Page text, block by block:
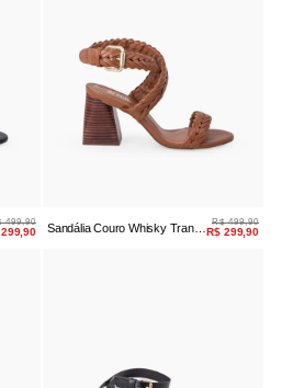
499,90
Sandália Couro Whisky Trança R$ 499,90
R$ 299,90